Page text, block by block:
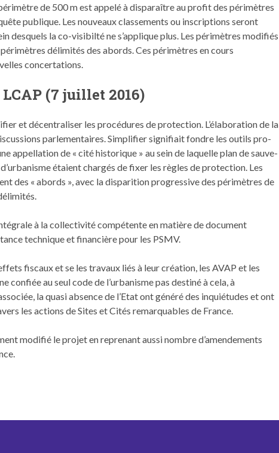
de 500 m est appelé à dis­paraître au prof­it des périmètres
publique. Les nou­veaux classe­ments ou inscrip­tions seront
desquels la co-vis­i­bilté ne s’applique plus. Les périmètres mod­i­fiés
délim­ités des abor­ds. Ces périmètres en cours
concertations.
(7 juillet 2016)
et décen­tralis­er les procé­dures de pro­tec­tion. L’élaboration de la
par­lemen­taires. Sim­pli­fi­er sig­nifi­ait fon­dre les out­ils pro­
appel­la­tion de « cité his­torique » au sein de laque­lle plan de sauve­
étaient chargés de fix­er les règles de pro­tec­tion. Les
des « abor­ds », avec la dis­pari­tion pro­gres­sive des périmètres de
à la col­lec­tiv­ité com­pé­tente en matière de doc­u­ment
tech­nique et finan­cière pour les PSMV.
fiscaux et se les travaux liés à leur créa­tion, les AVAP et les
au seul code de l’urbanisme pas des­tiné à cela, à
la qua­si absence de l’Etat ont généré des inquié­tudes et ont
les actions de Sites et Cités remar­quables de France.
mod­i­fié le pro­jet en reprenant aus­si nom­bre d’amendements